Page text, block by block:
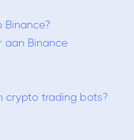
aan Binance
crypto trading bots?